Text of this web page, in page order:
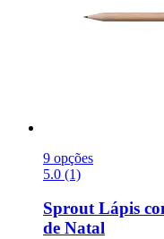
9 opções
5.0 (1)
SproutLápis
de Natal